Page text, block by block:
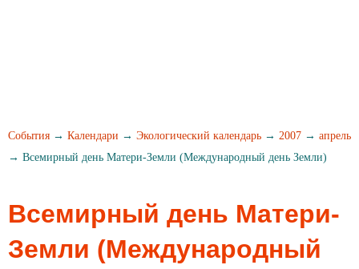
События → Календари → Экологический календарь → 2007 → апрель
→ Всемирный день Матери-Земли (Международный день Земли)
Всемирный день Матери-
Земли (Международный